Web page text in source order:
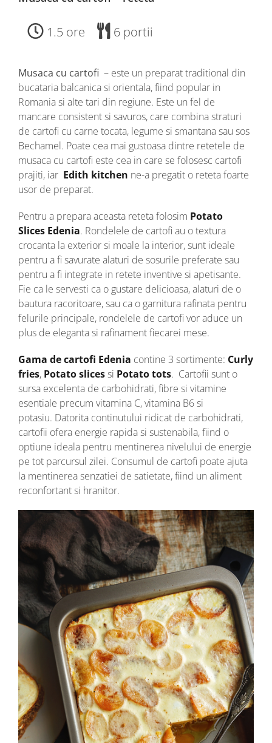
1.5 ore 6 portii
Musaca cu cartofi – este un preparat traditional din
bucataria balcanica si orientala, fiind popular in
Romania si alte tari din regiune. Este un fel de
mancare consistent si savuros, care combina straturi
de cartofi cu carne tocata, legume si smantana sau sos
Bechamel. Poate cea mai gustoasa dintre retetele de
musaca cu cartofi este cea in care se folosesc cartofi
prajiti, iar Edith kitchen ne-a pregatit o reteta foarte
usor de preparat.
Pentru a prepara aceasta reteta folosim Potato
Slices Edenia. Rondelele de cartofi au o textura
crocanta la exterior si moale la interior, sunt ideale
pentru a fi savurate alaturi de sosurile preferate sau
pentru a fi integrate in retete inventive si apetisante.
Fie ca le servesti ca o gustare delicioasa, alaturi de o
bautura racoritoare, sau ca o garnitura rafinata pentru
felurile principale, rondelele de cartofi vor aduce un
plus de eleganta si rafinament fiecarei mese.
Gama de cartofi Edenia contine 3 sortimente: Curly
fries, Potato slicessi Potato tots. Cartofii sunt o
sursa excelenta de carbohidrati, fibre si vitamine
esentiale precum vitamina C, vitamina B6 si
potasiu. Datorita continutului ridicat de carbohidrati,
cartofii ofera energie rapida si sustenabila, fiind o
optiune ideala pentru mentinerea nivelului de energie
pe tot parcursul zilei. Consumul de cartofi poate ajuta
la mentinerea senzatiei de satietate, fiind un aliment
reconfortant si hranitor.